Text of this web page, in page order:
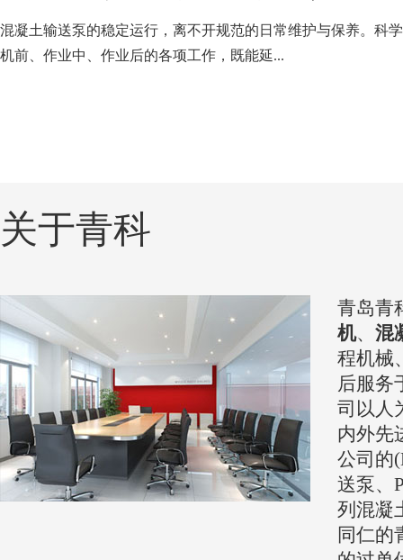
混凝土输送泵的稳定运行，离不开规范的日常维护与保养。科
机前、作业中、作业后的各项工作，既能延...
关于青科
青岛青
机、 混
程机械
后服务
司以人
内外先
公司的
送泵、
列混凝
同仁的